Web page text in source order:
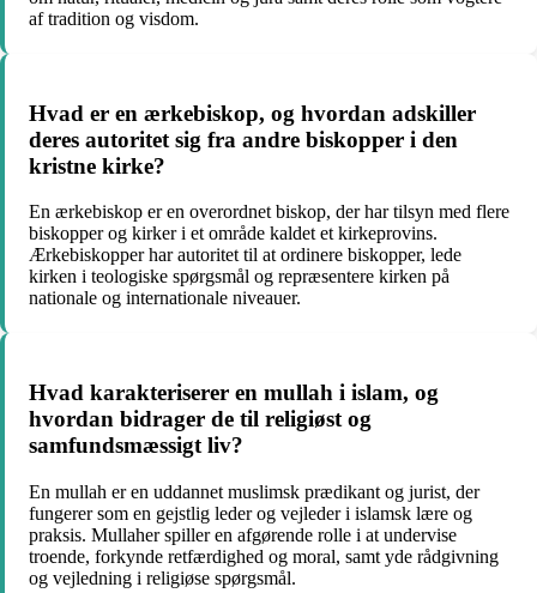
af tradition og visdom.
Hvad er en ærkebiskop, og hvordan adskiller
deres autoritet sig fra andre biskopper i den
kristne kirke?
En ærkebiskop er en overordnet biskop, der har tilsyn med flere
biskopper og kirker i et område kaldet et kirkeprovins.
Ærkebiskopper har autoritet til at ordinere biskopper, lede
kirken i teologiske spørgsmål og repræsentere kirken på
nationale og internationale niveauer.
Hvad karakteriserer en mullah i islam, og
hvordan bidrager de til religiøst og
samfundsmæssigt liv?
En mullah er en uddannet muslimsk prædikant og jurist, der
fungerer som en gejstlig leder og vejleder i islamsk lære og
praksis. Mullaher spiller en afgørende rolle i at undervise
troende, forkynde retfærdighed og moral, samt yde rådgivning
og vejledning i religiøse spørgsmål.